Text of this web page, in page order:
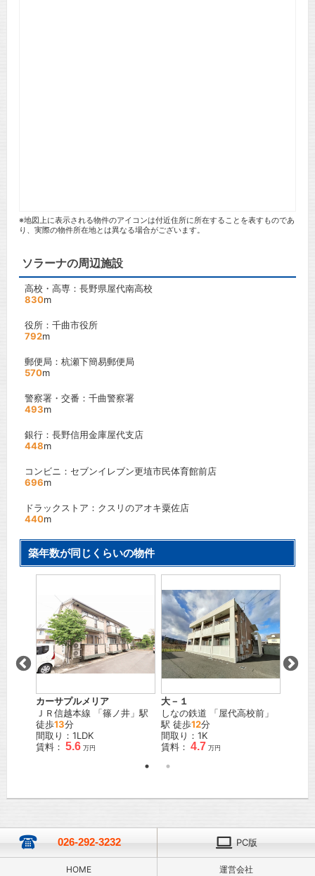
※地図上に表示される物件のアイコンは付近住所に所在することを表すものであ
り、実際の物件所在地とは異なる場合がございます。
ソラーナの周辺施設
高校・高専：長野県屋代南高校
830m
役所：千曲市役所
792m
郵便局：杭瀬下簡易郵便局
570m
警察署・交番：千曲警察署
493m
銀行：長野信用金庫屋代支店
448m
コンビニ：セブンイレブン更埴市民体育館前店
696m
ドラックストア：クスリのアオキ粟佐店
440m
築年数が同じくらいの物件
カーサプルメリア
ＪＲ信越本線 「篠ノ井 」駅
徒歩13分
間取り：1LDK
賃料： 5.6 万円
大－１
しなの鉄道 「屋代高校前 」
駅 徒歩12分
間取り：1K
賃料： 4.7 万円
026-292-3232 PC版
HOME 運営会社